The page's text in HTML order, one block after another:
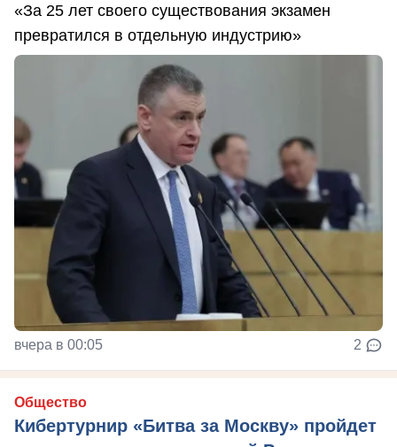
«За 25 лет своего существования экзамен
превратился в отдельную индустрию»
вчера в 00:05 2
Общество
Кибертурнир «Битва за Москву» пройдет